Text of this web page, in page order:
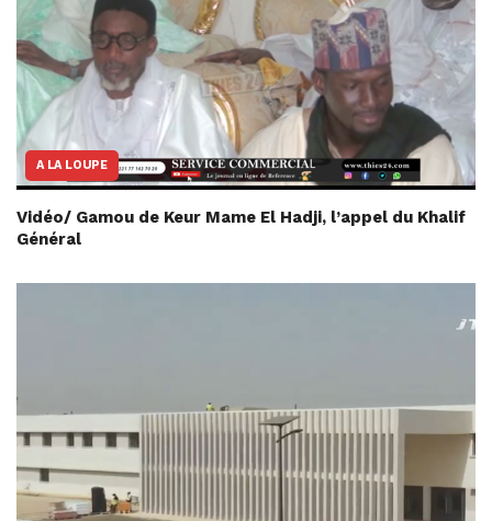
A LA LOUPE
Vidéo/ Gamou de Keur Mame El Hadji, l’appel du Khalif
Général